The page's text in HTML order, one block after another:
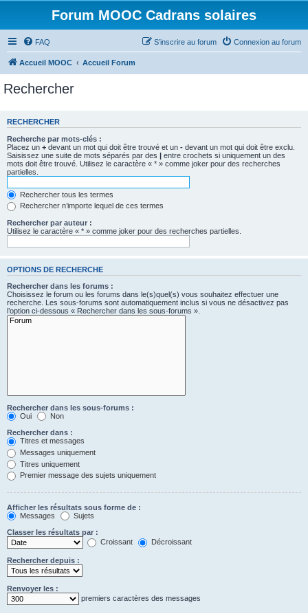
Forum MOOC Cadrans solaires
FAQ Connexion au forum
S’inscrire au forum
Accueil MOOC Accueil Forum
Rechercher
RECHERCHER
Recherche par mots-clés :
Placez un + devant un mot qui doit être trouvé et un - devant un mot qui doit être exclu.
Saisissez une suite de mots séparés par des | entre crochets si uniquement un des
mots doit être trouvé. Utilisez le caractère « * » comme joker pour des recherches
partielles.
Rechercher tous les termes
Rechercher n’importe lequel de ces termes
Rechercher par auteur :
Utilisez le caractère « * » comme joker pour des recherches partielles.
OPTIONS DE RECHERCHE
Rechercher dans les forums :
Choisissez le forum ou les forums dans le(s)quel(s) vous souhaitez effectuer une
recherche. Les sous-forums sont automatiquement inclus si vous ne désactivez pas
l’option ci-dessous « Rechercher dans les sous-forums ».
Rechercher dans les sous-forums :
Oui
Non
Rechercher dans :
Titres et messages
Messages uniquement
Titres uniquement
Premier message des sujets uniquement
Afficher les résultats sous forme de :
Messages
Sujets
Classer les résultats par :
Croissant
Décroissant
Rechercher depuis :
Renvoyer les :
premiers caractères des messages